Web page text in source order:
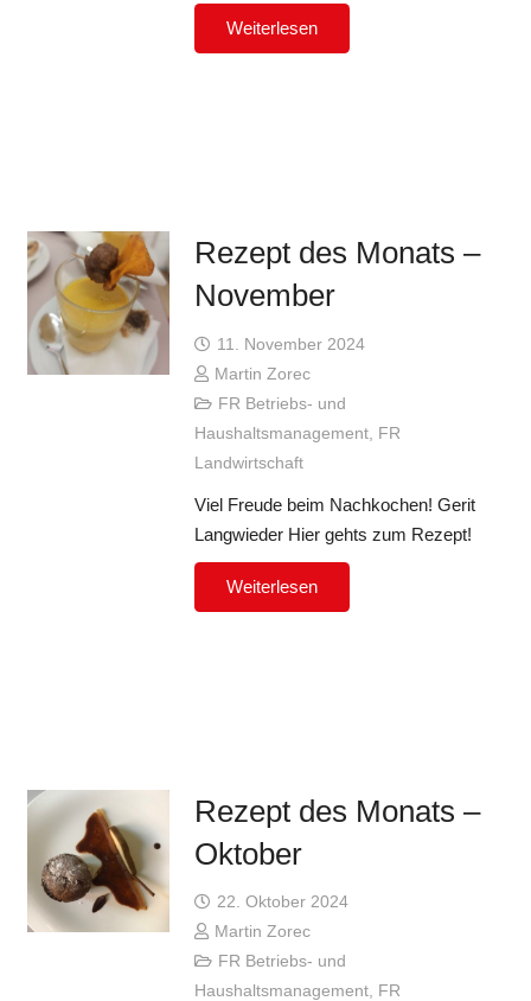
Weiterlesen
Rezept des Monats –
November
11. November 2024
Martin Zorec
FR Betriebs- und
Haushaltsmanagement, FR
Landwirtschaft
Viel Freude beim Nachkochen! Gerit
Langwieder Hier gehts zum Rezept!
Weiterlesen
Rezept des Monats –
Oktober
22. Oktober 2024
Martin Zorec
FR Betriebs- und
Haushaltsmanagement, FR